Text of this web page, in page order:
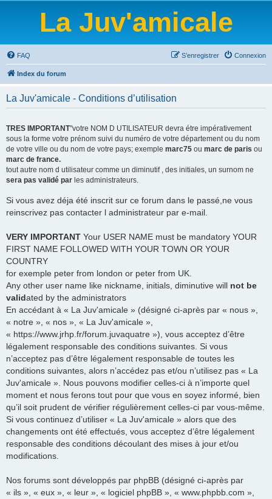
La Juv'amicale
FAQ Connexion
S’enregistrer
Index du forum
La Juv'amicale - Conditions d’utilisation
TRES IMPORTANT"votre NOM D UTILISATEUR devra étre impérativement
sous la forme votre prénom suivi du numéro de votre département ou du nom
de votre ville ou du nom de votre pays; exemple marc75 ou marc de paris ou
marc de france.
tout autre nom d utilisateur comme un diminutif , des initiales, un surnom ne
sera pas validé par les administrateurs.
Si vous avez déja été inscrit sur ce forum dans le passé,ne vous
reinscrivez pas contacter l administrateur par e-mail.
VERY IMPORTANT Your USER NAME must be mandatory YOUR
FIRST NAME FOLLOWED WITH YOUR TOWN OR YOUR
COUNTRY
for exemple peter from london or peter from UK.
Any other user name like nickname, initials, diminutive will not be
validated by the administrators
En accédant à « La Juv'amicale » (désigné ci-après par « nous »,
« notre », « nos », « La Juv'amicale »,
« https://www.jrhp.fr/forum.juvaquatre »), vous acceptez d’être
légalement responsable des conditions suivantes. Si vous
n’acceptez pas d’être légalement responsable de toutes les
conditions suivantes, alors n’accédez pas et/ou n’utilisez pas « La
Juv'amicale ». Nous pouvons modifier celles-ci à n’importe quel
moment et nous ferons tout pour que vous en soyez informé, bien
qu’il soit prudent de vérifier régulièrement celles-ci par vous-même.
Si vous continuez d’utiliser « La Juv'amicale » alors que des
changements ont été effectués, vous acceptez d’être légalement
responsable des conditions découlant des mises à jour et/ou
modifications.
Nos forums sont développés par phpBB (désigné ci-après par
« ils », « eux », « leur », « logiciel phpBB », « www.phpbb.com »,